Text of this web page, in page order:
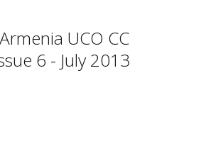
UCO CC
6 - July 2013